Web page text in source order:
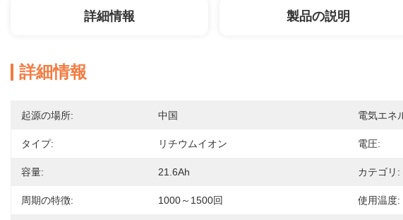
詳細情報 製品の説明
詳細情報
起源の場所: 中国 電気エネ
タイプ: リチウムイオン 電圧:
容量: 21.6Ah カテゴリ:
周期の特徴: 1000～1500回 使用温度: